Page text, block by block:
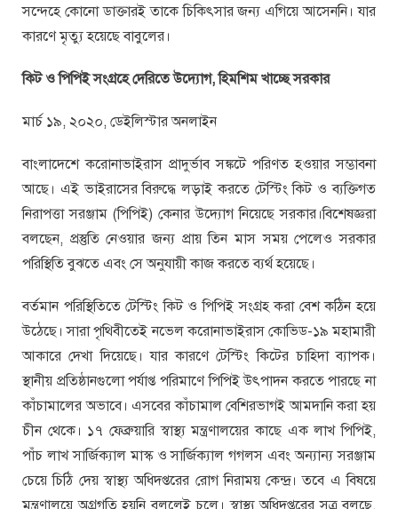
সন্দেহে কোনো ডাক্তারই তাকে চিকিৎসার জন্য এগিয়ে আসেননি। যার
কারণে মৃত্যু হয়েছে বাবুলের।
কিট ও পিপিই সংগ্রহে দেরিতে উদ্যোগ, হিমশিম খাচ্ছে সরকার
মার্চ ১৯, ২০২০, ডেইলিস্টার অনলাইন
বাংলাদেশে করোনাভাইরাস প্রাদুর্ভাব সঙ্কটে পরিণত হওয়ার সম্ভাবনা
আছে। এই ভাইরাসের বিরুদ্ধে লড়াই করতে টেস্টিং কিট ও ব্যক্তিগত
নিরাপত্তা সরঞ্জাম (পিপিই) কেনার উদ্যোগ নিয়েছে সরকার।বিশেষজ্ঞরা
বলছেন, প্রস্তুতি নেওয়ার জন্য প্রায় তিন মাস সময় পেলেও সরকার
পরিস্থিতি বুঝতে এবং সে অনুযায়ী কাজ করতে ব্যর্থ হয়েছে।
বর্তমান পরিস্থিতিতে টেস্টিং কিট ও পিপিই সংগ্রহ করা বেশ কঠিন হয়ে
উঠেছে। সারা পৃথিবীতেই নভেল করোনাভাইরাস কোভিড-১৯ মহামারী
আকারে দেখা দিয়েছে। যার কারণে টেস্টিং কিটের চাহিদা ব্যাপক।
স্থানীয় প্রতিষ্ঠানগুলো পর্যাপ্ত পরিমাণে পিপিই উৎপাদন করতে পারছে না
কাঁচামালের অভাবে। এসবের কাঁচামাল বেশিরভাগই আমদানি করা হয়
চীন থেকে। ১৭ ফেব্রুয়ারি স্বাস্থ্য মন্ত্রণালয়ের কাছে এক লাখ পিপিই,
পাঁচ লাখ সার্জিক্যাল মাস্ক ও সার্জিক্যাল গগলস এবং অন্যান্য সরঞ্জাম
চেয়ে চিঠি দেয় স্বাস্থ্য অধিদপ্তরের রোগ নিরাময় কেন্দ্র। তবে এ বিষয়ে
মন্ত্রণালয়ে অগ্রগতি হয়নি বললেই চলে। স্বাস্থ্য অধিদপ্তরের সূত্র বলছে,